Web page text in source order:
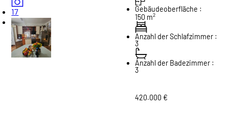
17
Gebäudeoberfläche :
150 m2
Anzahl der Schlafzimmer :
3
Anzahl der Badezimmer :
3
420.000 €